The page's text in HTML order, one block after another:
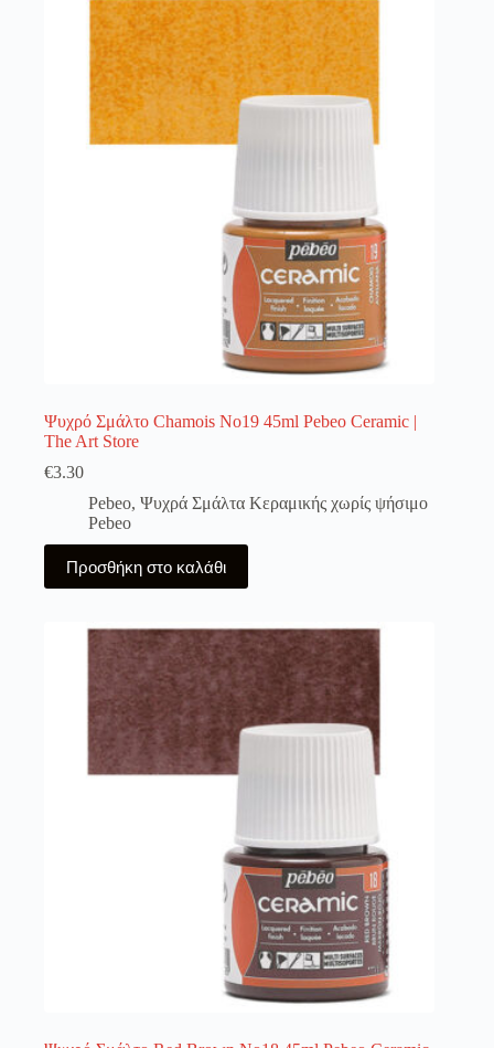
λειτουργία του site. Διαβάστε περισσότερα στοπολιτική απορρήτου
Username or Email Address
Ψυχρό Σμάλτο Chamois No19 45ml Pebeo Ceramic |
The Art Store
€3.30
Pebeo, Ψυχρά Σμάλτα Κεραμικής χωρίς ψήσιμο
Pebeo
Προσθήκη στο καλάθι